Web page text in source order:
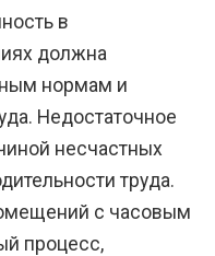
в
должна
нормам и
Недостаточное
несчастных
труда.
с часовым
процесс,